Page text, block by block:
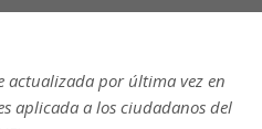
actualizada por última vez en
aplicada a los ciudadanos del